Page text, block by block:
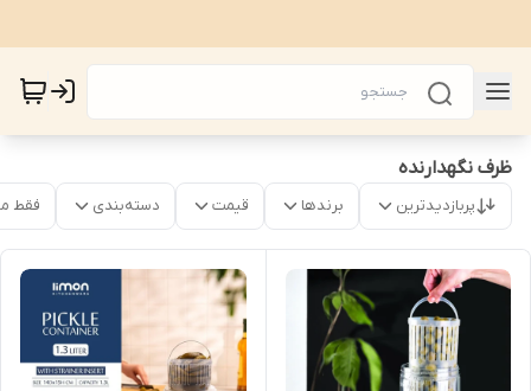
ظرف نگهدارنده
پربازدیدترین برندها قیمت دسته‌بندی فقط